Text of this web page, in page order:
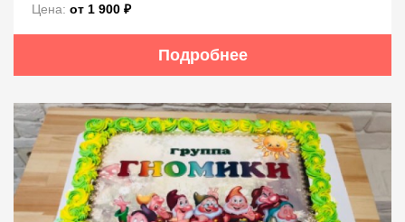
Цена: от 1 900 ₽
Подробнее